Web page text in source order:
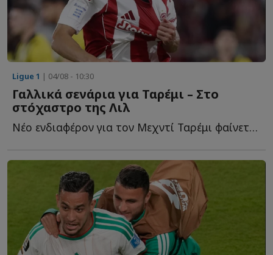
Ligue 1 | 04/08 - 10:30
Γαλλικά σενάρια για Ταρέμι – Στο
στόχαστρο της Λιλ
Νέο ενδιαφέρον για τον Μεχντί Ταρέμι φαίνεται πως προκύπτει α...